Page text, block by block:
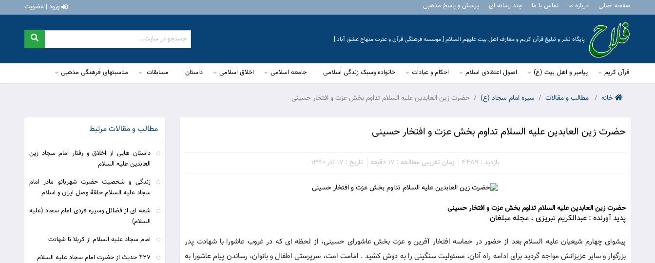
صفحه اصلی درباره ما تماس با ما چند رسانه ای پرسش و پاسخ مذهبی ورود | عضویت
پایگاه نشر و تبلیغ قرآن کریم و معارف اهل بیت علیهم السلام [ موسسه فرهنگی قرآن و عترت منهاج عشق آباد ]
قرآن کریم پیامبر و اهل بیت (ع) اصول اعتقادی اسلام احکام و عبادات خانواده وسبک زندگی اسلامی جامعه اسلامی اخلاق اسلامی داستان مسابقات مناسبتهای فرهنگی مذهبی
خانه مطالب و مقالات سیره امام سجاد (ع) حضرت زین العابدین علیه السلام تداوم بخش عزت و افتخار حسینی
حضرت زین العابدین علیه السلام تداوم بخش عزت و افتخار حسینی
بازدید : 4489 زمان تقریبی مطالعه : 17 دقیقه تاریخ : 17 آذر 1390
حضرت زین العابدین علیه السلام تداوم بخش عزت و افتخار حسینی
پدید آورنده : عبدالکریم تبریزی ، مجله مبلغان
پیشوای چهارم شیعیان علیه السلام بعد از حضور در حماسه افتخار آفرین و عزت بخش عاشورای حسینی، از لحظه ای که در غروب عاشورا با شهادت پدر
بزرگوار و سایر عزیزانش مواجه گردید برای ادامه راه آنان، مسئولیت سنگینی را به دوش کشید . امامت امت، سرپرستی اطفال و بانوان، رساندن پیام عاشورا به
مطالب و مقالات مرتبط
داستان هایی از اخلاق و رفتار امام سجاد زین
العابدین علیه السلام
زندگی و شخصیت حضرت شهربانو مادر امام
سجاد علیه السلام حلقۀ وصل ایران و اسلام
شمه ای از فضائل وسيره فردى امام سجاد (علیه
السلام)
امام سجاد علیه السلام از کربلا تا شهادت
427 حديث از حضرت امام سجاد عليه السلام